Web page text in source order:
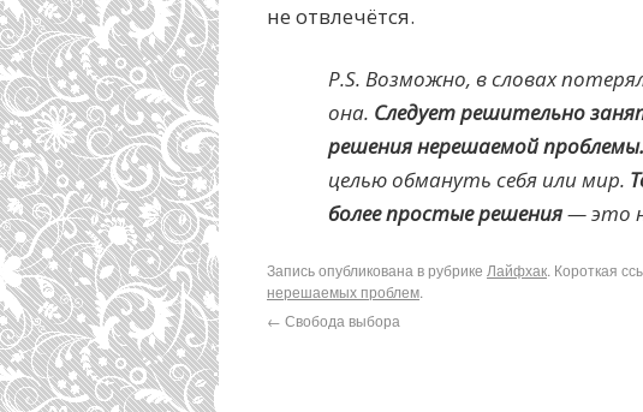
не отвлечётся.
P.S. Возможно, в словах
она. Следует решительно
решения нерешаемой проблемы.
целью обмануть себя или мир.
более простые решения— это
Запись опубликована в рубрике Лайфхак. Короткая
нерешаемых проблем.
← Свобода выбора